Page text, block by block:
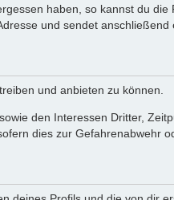
haben, so kannst du die
und sendet
und anbieten zu können.
den Interessen Dritter,
dies zur Gefahrenabwehr